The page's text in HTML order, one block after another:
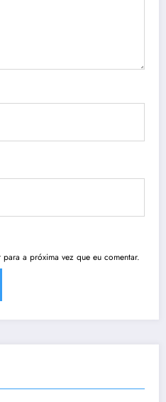
a próxima vez que eu comentar.